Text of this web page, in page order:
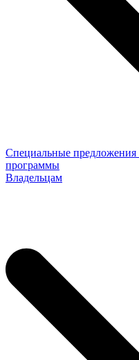
Специальные предложения
программы
Владельцам